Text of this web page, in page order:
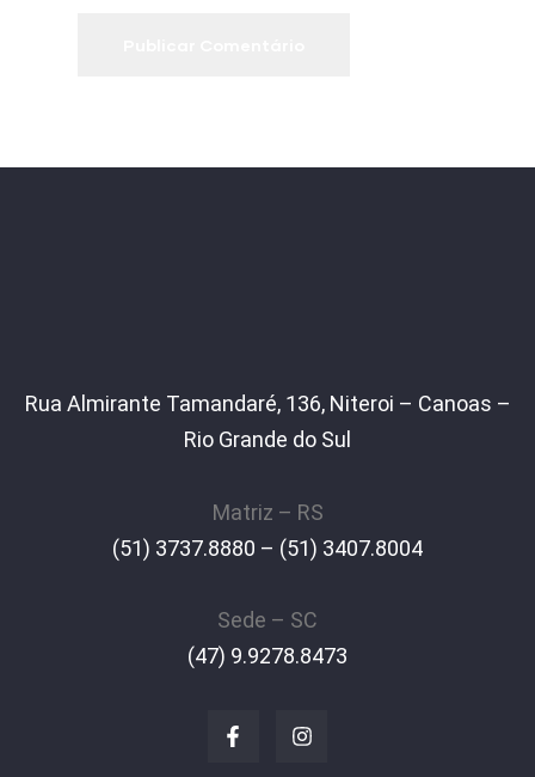
Rua Almirante Tamandaré, 136, Niteroi – Canoas –
Rio Grande do Sul
Matriz – RS
(51) 3737.8880 – (51) 3407.8004
Sede – SC
(47) 9.9278.8473